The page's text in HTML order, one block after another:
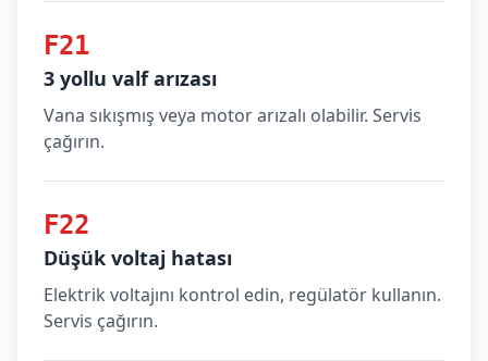
F21
3 yollu valf arızası
Vana sıkışmış veya motor arızalı olabilir. Servis
çağırın.
F22
Düşük voltaj hatası
Elektrik voltajını kontrol edin, regülatör kullanın.
Servis çağırın.